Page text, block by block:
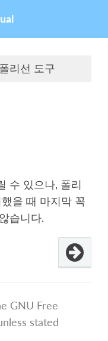
폴리선 도구
수 있으나, 폴리
을 때 마지막 꼭
습니다.
GNU Free
stated